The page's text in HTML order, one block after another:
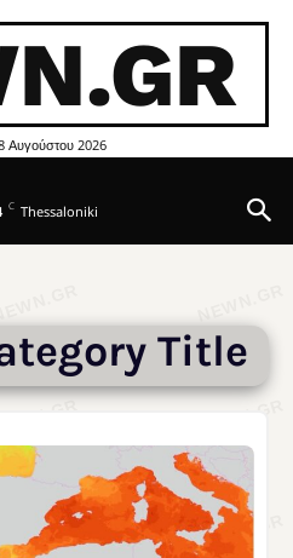
Αυγούστου 2026
C Thessaloniki
Title